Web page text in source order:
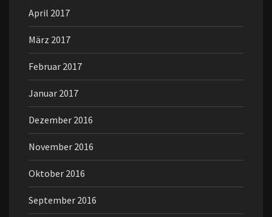
April 2017
März 2017
Februar 2017
Januar 2017
Dezember 2016
November 2016
Oktober 2016
September 2016